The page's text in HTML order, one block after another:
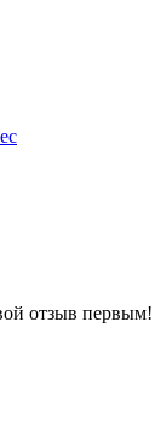
отзыв первым!